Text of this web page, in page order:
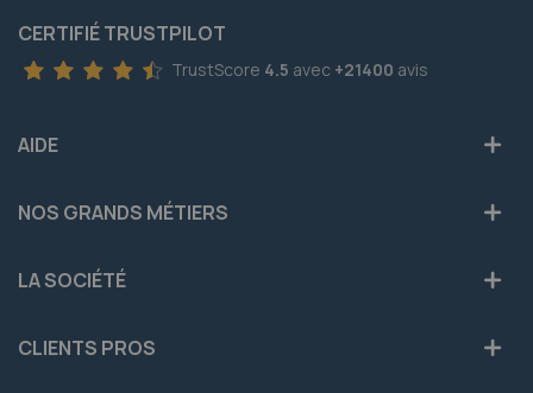
CERTIFIÉ TRUSTPILOT
TrustScore 4.5 avec +21400 avis
AIDE
NOS GRANDS MÉTIERS
LA SOCIÉTÉ
CLIENTS PROS